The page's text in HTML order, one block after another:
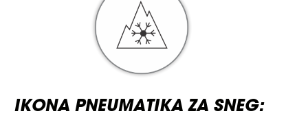
IKONA PNEUMATIKA ZA SNEG: